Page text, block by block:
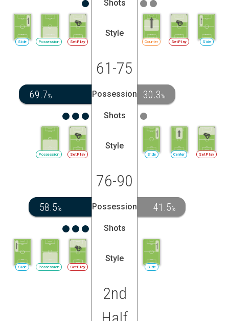
Shots
SetPlay
Possession
Side
Style
Counter SetPlay Side
61-75
69.7% Possession 30.3 %
Shots
SetPlay
Possession
Style
Side Center SetPlay
76-90
58.5% Possession 41.5%
Shots
SetPlay
Possession
Side
Style
Side
2nd